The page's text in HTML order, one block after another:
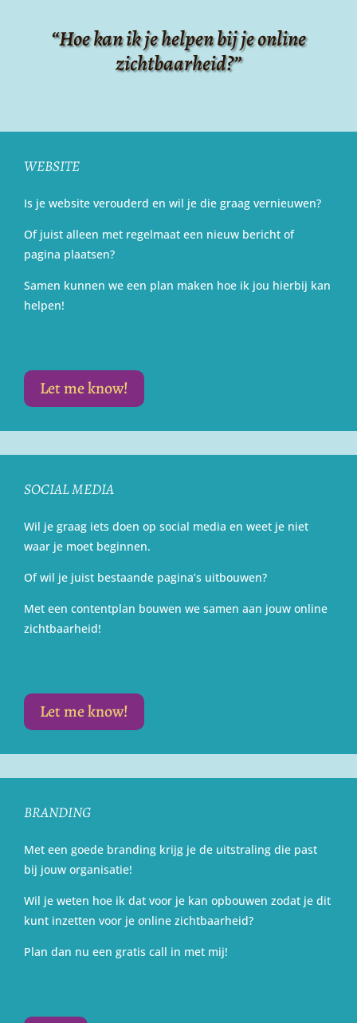
“Hoe kan ik je helpen bij je online
zichtbaarheid?”
WEBSITE
Is je website verouderd en wil je die graag vernieuwen?
Of juist alleen met regelmaat een nieuw bericht of
pagina plaatsen?
Samen kunnen we een plan maken hoe ik jou hierbij kan
helpen!
Let me know!
SOCIAL MEDIA
Wil je graag iets doen op social media en weet je niet
waar je moet beginnen.
Of wil je juist bestaande pagina’s uitbouwen?
Met een contentplan bouwen we samen aan jouw online
zichtbaarheid!
Let me know!
BRANDING
Met een goede branding krijg je de uitstraling die past
bij jouw organisatie!
Wil je weten hoe ik dat voor je kan opbouwen zodat je dit
kunt inzetten voor je online zichtbaarheid?
Plan dan nu een gratis call in met mij!